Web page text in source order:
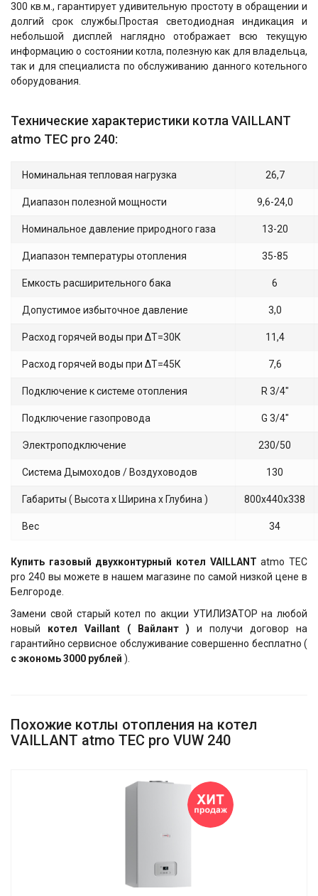
300 кв.м., гарантирует удивительную простоту в обращении и
долгий срок службы.Простая светодиодная индикация и
небольшой дисплей наглядно отображает всю текущую
информацию о состоянии котла, полезную как для владельца,
так и для специалиста по обслуживанию данного котельного
оборудования.
Технические характеристики котла VAILLANT
atmo TEC pro 240:
Номинальная тепловая нагрузка 26,7
Диапазон полезной мощности 9,6-24,0
Номинальное давление природного газа 13-20
Диапазон температуры отопления 35-85
Емкость расширительного бака 6
Допустимое избыточное давление 3,0
Расход горячей воды при ΔТ=30К 11,4
Расход горячей воды при ΔТ=45К 7,6
Подключение к системе отопления R 3/4"
Подключение газопровода G 3/4"
Электроподключение 230/50
Система Дымоходов / Воздуховодов 130
Габариты ( Высота х Ширина х Глубина ) 800х440х338
Вес 34
Купить газовый двухконтурный котел VAILLANT atmo TEC
pro 240 вы можете в нашем магазине по самой низкой цене в
Белгороде.
Замени свой старый котел по акции УТИЛИЗАТОР на любой
новый котел Vaillant ( Вайлант ) и получи договор на
гарантийно сервисное обслуживание совершенно бесплатно (
с экономь 3000 рублей ).
Похожие котлы отопления на котел
VAILLANT atmo TEC pro VUW 240